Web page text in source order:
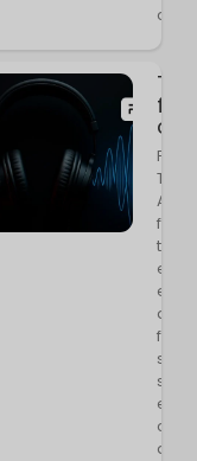
toda
as
ao